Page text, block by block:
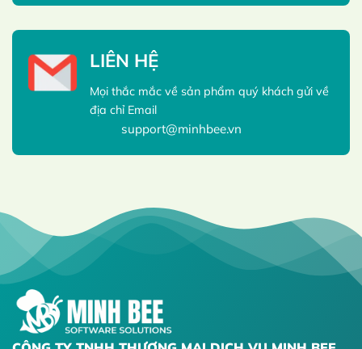
LIÊN HỆ
Mọi thắc mắc về sản phẩm quý khách gửi về
địa chỉ Email
support@minhbee.vn